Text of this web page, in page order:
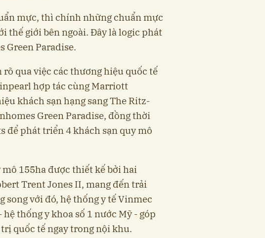
mực, thì chính những chuẩn mực
thế giới bên ngoài. Đây là logic phát
Green Paradise.
qua việc các thương hiệu quốc tế
hợp tác cùng Marriott
khách sạn hạng sang The Ritz-
Green Paradise, đồng thời
để phát triển 4 khách sạn quy mô
155ha được thiết kế bởi hai
Trent Jones II, mang đến trải
song với đó, hệ thống y tế Vinmec
thống y khoa số 1 nước Mỹ - góp
quốc tế ngay trong nội khu.